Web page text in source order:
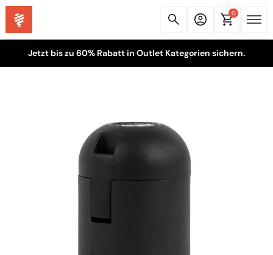
0
Jetzt bis zu 60% Rabatt in Outlet Kategorien sichern.